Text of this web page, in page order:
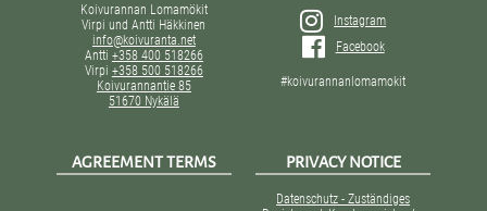
Koivurannan Lomamökit
Virpi und Antti Häkkinen
info@koivuranta.net
Antti +358 400 518266
Virpi +358 500 518266
Koivurannantie 85
51670 Nykälä
Instagram
Facebook
#koivurannanlomamokit
AGREEMENT TERMS PRIVACY NOTICE
Datenschutz - Zuständiges